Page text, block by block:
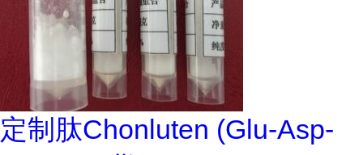
定制肽Chonluten (Glu-Asp-